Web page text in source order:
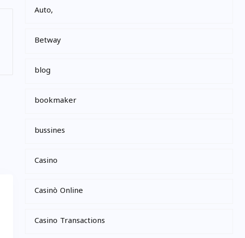
Auto,
Betway
blog
bookmaker
bussines
Casino
Casinò Online
Casino Transactions